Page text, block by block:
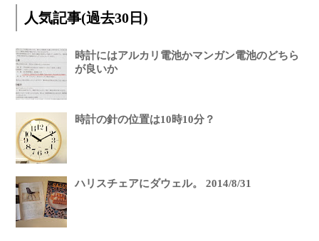
人気記事(過去30日)
時計にはアルカリ電池かマンガン電池のどちら
が良いか
時計の針の位置は10時10分？
ハリスチェアにダウェル。 2014/8/31